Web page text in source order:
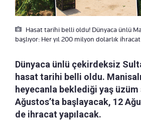
Hasat tarihi belli oldu! Dünyaca ünlü
başlıyor: Her yıl 200 milyon dolarlık ihracat
Dünyaca ünlü çekirdeksiz
hasat tarihi belli oldu.
heyecanla beklediği yaş üzüm
Ağustos’ta başlayacak, 12
de ihracat yapılacak.